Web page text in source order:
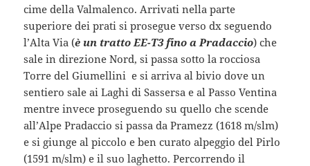
cime della Valmalenco. Arrivati nella parte
superiore dei prati si prosegue verso dx seguendo
l’Alta Via (è un tratto EE-T3 fino a Pradaccio) che
sale in direzione Nord, si passa sotto la rocciosa
Torre del Giumellini e si arriva al bivio dove un
sentiero sale ai Laghi di Sassersa e al Passo Ventina
mentre invece proseguendo su quello che scende
all’Alpe Pradaccio si passa da Pramezz (1618 m/slm)
e si giunge al piccolo e ben curato alpeggio del Pirlo
(1591 m/slm) e il suo laghetto. Percorrendo il